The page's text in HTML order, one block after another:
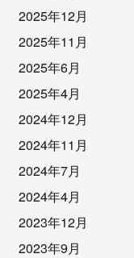
2025年12月
2025年11月
2025年6月
2025年4月
2024年12月
2024年11月
2024年7月
2024年4月
2023年12月
2023年9月